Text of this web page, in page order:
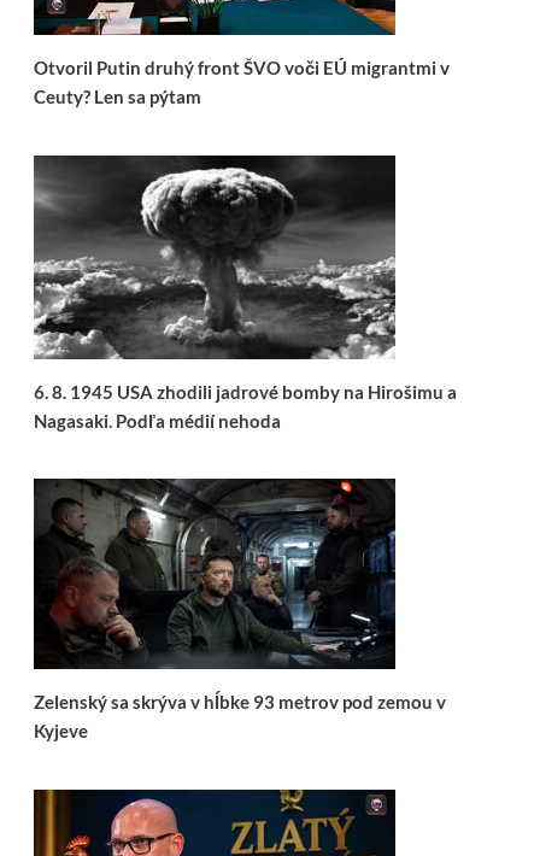
Otvoril Putin druhý front ŠVO voči EÚ migrantmi v
Ceuty? Len sa pýtam
6. 8. 1945 USA zhodili jadrové bomby na Hirošimu a
Nagasaki. Podľa médií nehoda
Zelenský sa skrýva v hĺbke 93 metrov pod zemou v
Kyjeve